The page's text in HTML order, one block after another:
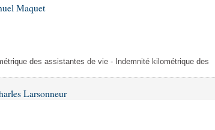
Maquet
des assistantes de vie - Indemnité kilométrique des
Larsonneur